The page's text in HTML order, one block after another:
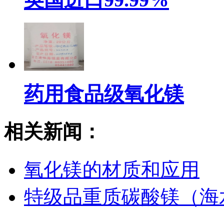
药用食品级氧化镁
相关新闻：
氧化镁的材质和应用
特级品重质碳酸镁（